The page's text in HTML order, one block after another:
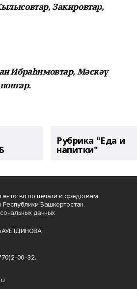
Закировтар,
Ибраһимовтар, Мәскәү
Рубрика "Еда и
напитки"
по печати и средствам
Башкортостан.
данных
00-32.